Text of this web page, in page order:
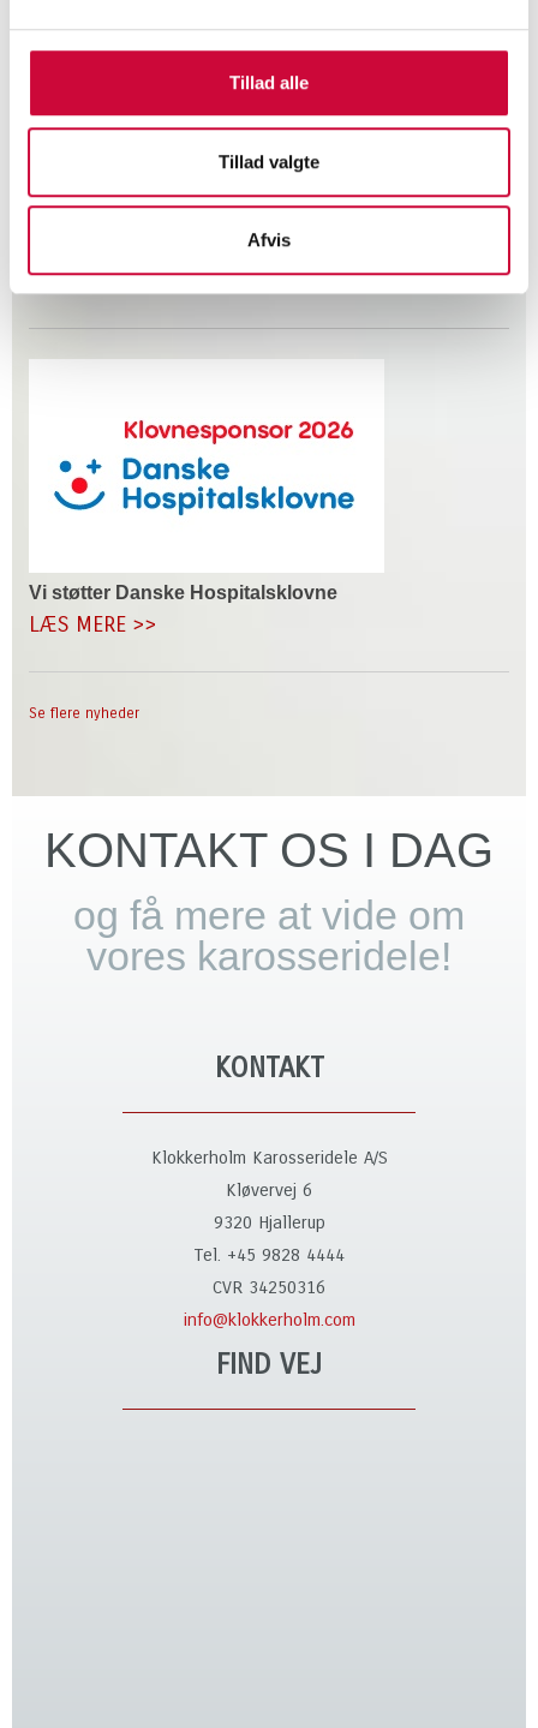
Tillad alle
Tillad valgte
Afvis
Velkommen til vores nye kollega
LÆS MERE >>
Vi støtter Danske Hospitalsklovne
LÆS MERE >>
Se flere nyheder
KONTAKT OS I DAG
og få mere at vide om
vores karosseridele!
KONTAKT
Klokkerholm Karosseridele A/S
Kløvervej 6
9320 Hjallerup
Tel. +45 9828 4444
CVR 34250316
info@klokkerholm.com
FIND VEJ